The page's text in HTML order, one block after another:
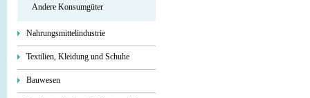
Andere Konsumgüter
Nahrungsmittelindustrie
Textilien, Kleidung und Schuhe
Bauwesen